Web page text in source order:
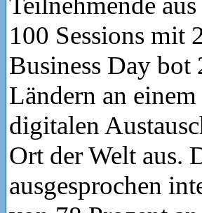
100 Sessions mit
Business Day bot
Ländern an
digitalen
Ort der Welt aus.
ausgesprochen